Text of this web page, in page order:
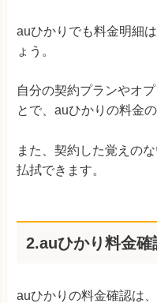
auひかりでも料金明細
ょう。
自分の契約プランやオ
とで、auひかりの料金
また、契約した覚えの
払拭できます。
2.auひかり料金確
auひかりの料金確認は